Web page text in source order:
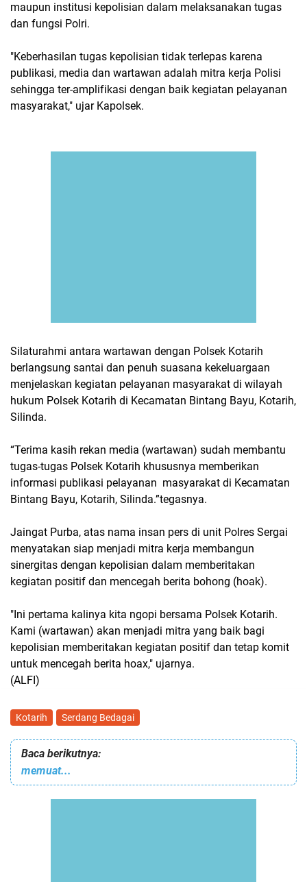
maupun institusi kepolisian dalam melaksanakan tugas
dan fungsi Polri.
"Keberhasilan tugas kepolisian tidak terlepas karena
publikasi, media dan wartawan adalah mitra kerja Polisi
sehingga ter-amplifikasi dengan baik kegiatan pelayanan
masyarakat," ujar Kapolsek.
Silaturahmi antara wartawan dengan Polsek Kotarih
berlangsung santai dan penuh suasana kekeluargaan
menjelaskan kegiatan pelayanan masyarakat di wilayah
hukum Polsek Kotarih di Kecamatan Bintang Bayu, Kotarih,
Silinda.
“Terima kasih rekan media (wartawan) sudah membantu
tugas-tugas Polsek Kotarih khususnya memberikan
informasi publikasi pelayanan masyarakat di Kecamatan
Bintang Bayu, Kotarih, Silinda.”tegasnya.
Jaingat Purba, atas nama insan pers di unit Polres Sergai
menyatakan siap menjadi mitra kerja membangun
sinergitas dengan kepolisian dalam memberitakan
kegiatan positif dan mencegah berita bohong (hoak).
"Ini pertama kalinya kita ngopi bersama Polsek Kotarih.
Kami (wartawan) akan menjadi mitra yang baik bagi
kepolisian memberitakan kegiatan positif dan tetap komit
untuk mencegah berita hoax," ujarnya.
(ALFI)
Kotarih Serdang Bedagai
Baca berikutnya:
memuat...